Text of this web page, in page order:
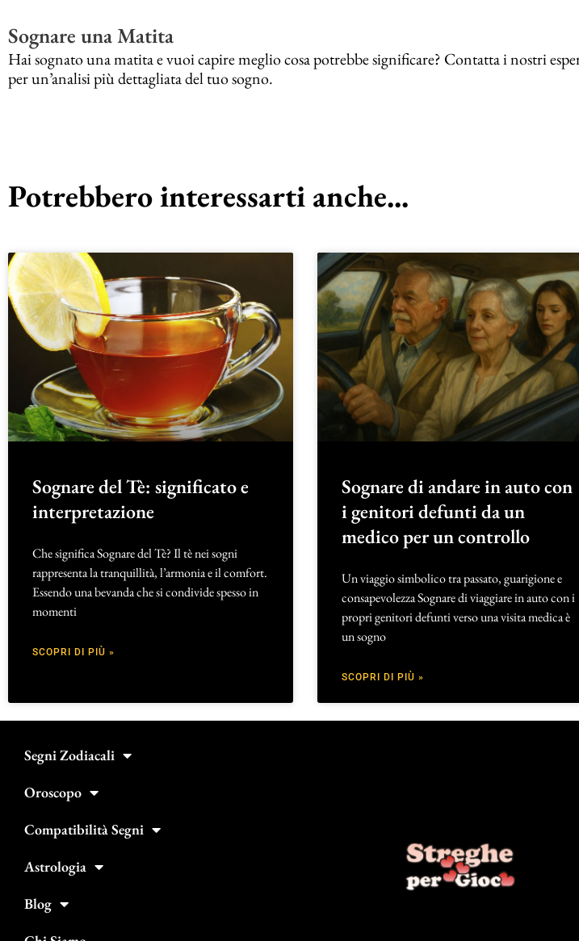
Sognare una Matita
Hai sognato una matita e vuoi capire meglio cosa potrebbe significare? Contatta i nostri
per un’analisi più dettagliata del tuo sogno.
Potrebbero interessarti anche...
Sognare del Tè: significato e
interpretazione
Che significa Sognare del Tè? Il tè nei sogni
rappresenta la tranquillità, l’armonia e il comfort.
Essendo una bevanda che si condivide spesso in
momenti
SCOPRI DI PIÙ »
Sognare di andare in auto con
i genitori defunti da un
medico per un controllo
Un viaggio simbolico tra passato, guarigione e
consapevolezza Sognare di viaggiare in auto con i
propri genitori defunti verso una visita medica è
un sogno
SCOPRI DI PIÙ »
Segni Zodiacali
Oroscopo
Compatibilità Segni
Astrologia
Blog